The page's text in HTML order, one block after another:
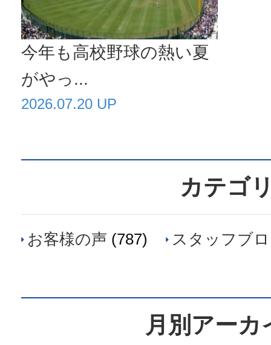
今年も高校野球の熱い夏
がやっ...
2026.07.20 UP
カテゴ
お客様の声 (787) スタッフブ
月別アーカ